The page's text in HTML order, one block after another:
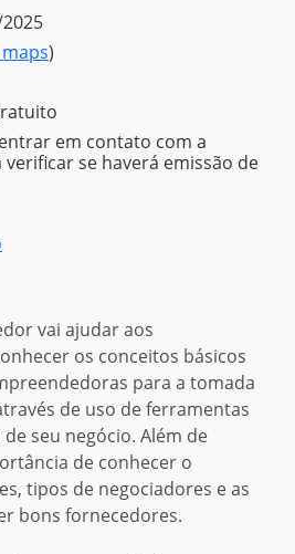
)
em contato com a
se haverá emissão de
vai ajudar aos
os conceitos básicos
para a tomada
de uso de ferramentas
seu negócio. Além de
de conhecer o
tipos de negociadores e as
bons fornecedores.